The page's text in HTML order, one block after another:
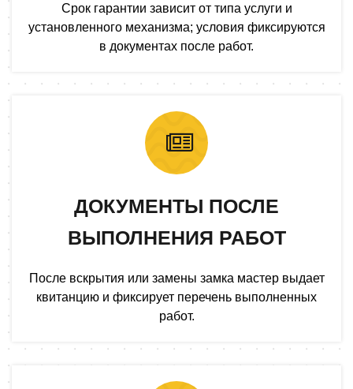
Срок гарантии зависит от типа услуги и
установленного механизма; условия фиксируются
в документах после работ.
ДОКУМЕНТЫ ПОСЛЕ
ВЫПОЛНЕНИЯ РАБОТ
После вскрытия или замены замка мастер выдает
квитанцию и фиксирует перечень выполненных
работ.